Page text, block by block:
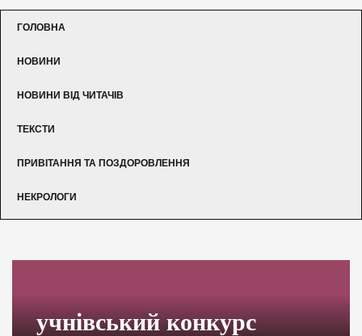
ГОЛОВНА
НОВИНИ
НОВИНИ ВІД ЧИТАЧІВ
ТЕКСТИ
ПРИВІТАННЯ ТА ПОЗДОРОВЛЕННЯ
НЕКРОЛОГИ
учнівський конкурс